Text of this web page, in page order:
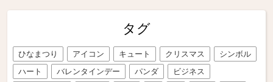
タグ
ひなまつり アイコン キュート クリスマス
シンボル
ハート
バレンタインデー パンダ
ビジネス